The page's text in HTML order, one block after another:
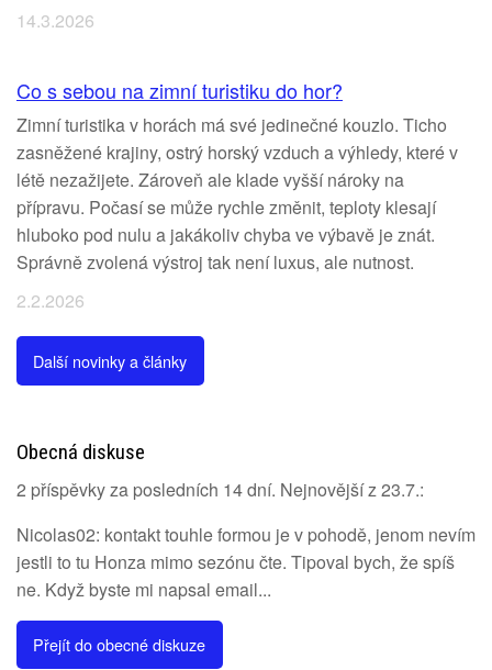
14.3.2026
Co s sebou na zimní turistiku do hor?
Zimní turistika v horách má své jedinečné kouzlo. Ticho
zasněžené krajiny, ostrý horský vzduch a výhledy, které v
létě nezažijete. Zároveň ale klade vyšší nároky na
přípravu. Počasí se může rychle změnit, teploty klesají
hluboko pod nulu a jakákoliv chyba ve výbavě je znát.
Správně zvolená výstroj tak není luxus, ale nutnost.
2.2.2026
Další novinky a články
Obecná diskuse
2 příspěvky za posledních 14 dní. Nejnovější z 23.7.:
Nicolas02: kontakt touhle formou je v pohodě, jenom nevím
jestli to tu Honza mimo sezónu čte. Tipoval bych, že spíš
ne. Když byste mi napsal email...
Přejít do obecné diskuze